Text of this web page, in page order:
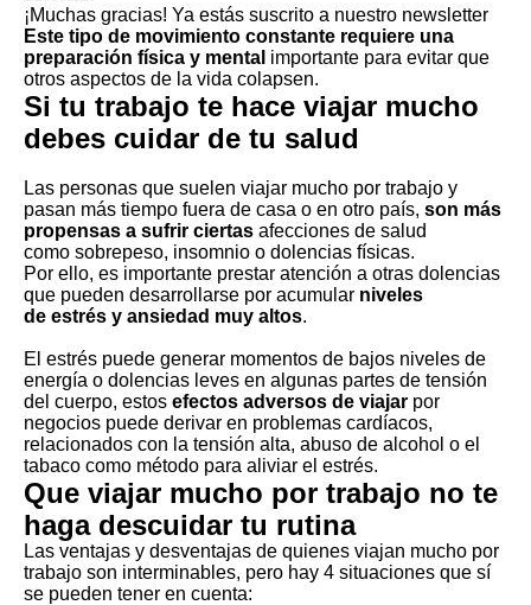
¡Muchas gracias! Ya estás suscrito a nuestro newsletter
Este tipo de movimiento constante requiere una
preparación física y mental importante para evitar que
otros aspectos de la vida colapsen.
Si tu trabajo te hace viajar mucho
debes cuidar de tu salud
Las personas que suelen viajar mucho por trabajo y
pasan más tiempo fuera de casa o en otro país, son más
propensas a sufrir ciertas afecciones de salud
como sobrepeso, insomnio o dolencias físicas.
Por ello, es importante prestar atención a otras dolencias
que pueden desarrollarse por acumular niveles
de estrés y ansiedad muy altos.
El estrés puede generar momentos de bajos niveles de
energía o dolencias leves en algunas partes de tensión
del cuerpo, estos efectos adversos de viajar por
negocios puede derivar en problemas cardíacos,
relacionados con la tensión alta, abuso de alcohol o el
tabaco como método para aliviar el estrés.
Que viajar mucho por trabajo no te
haga descuidar tu rutina
Las ventajas y desventajas de quienes viajan mucho por
trabajo son interminables, pero hay 4 situaciones que sí
se pueden tener en cuenta: